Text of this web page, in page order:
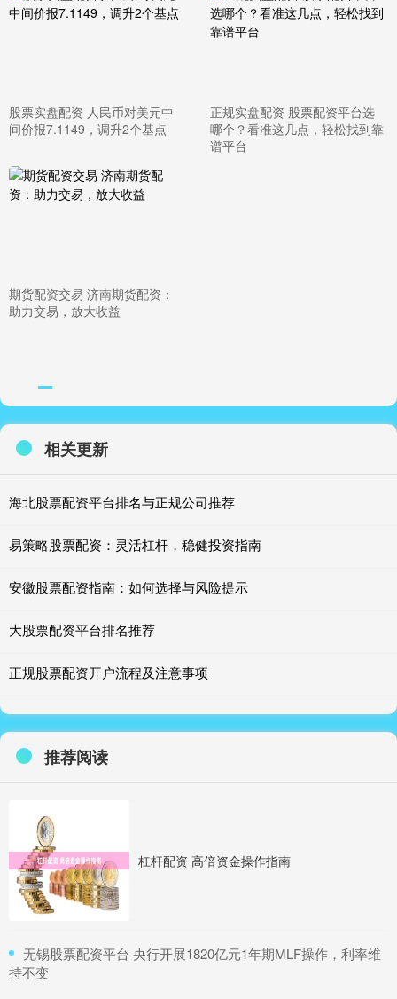
股票实盘配资 人民币对美元中
间价报7.1149，调升2个基点
正规实盘配资 股票配资平台选
哪个？看准这几点，轻松找到靠
谱平台
期货配资交易 济南期货配资：
助力交易，放大收益
相关更新
海北股票配资平台排名与正规公司推荐
易策略股票配资：灵活杠杆，稳健投资指南
安徽股票配资指南：如何选择与风险提示
大股票配资平台排名推荐
正规股票配资开户流程及注意事项
推荐阅读
杠杆配资 高倍资金操作指南
​无锡股票配资平台 央行开展1820亿元1年期MLF操作，利率维
持不变